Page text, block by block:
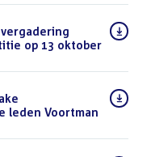
op 13 oktober
leden Voortman